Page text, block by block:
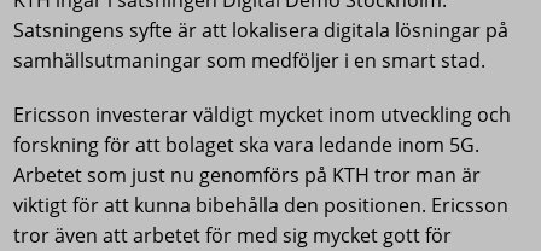
Satsningens syfte är att lokalisera digitala lösningar på
samhällsutmaningar som medföljer i en smart stad.
Ericsson investerar väldigt mycket inom utveckling och
forskning för att bolaget ska vara ledande inom 5G.
Arbetet som just nu genomförs på KTH tror man är
viktigt för att kunna bibehålla den positionen. Ericsson
tror även att arbetet för med sig mycket gott för